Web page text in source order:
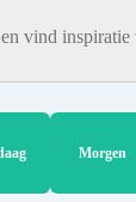
vind inspiratie
Morgen